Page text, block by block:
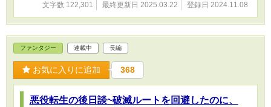
文字数 122,301 最終更新日 2025.03.22 登録日 2024.11.08
ファンタジー 連載中 長編
お気に入りに追加 368
悪役転生の後日談~破滅ルートを回避したのに、